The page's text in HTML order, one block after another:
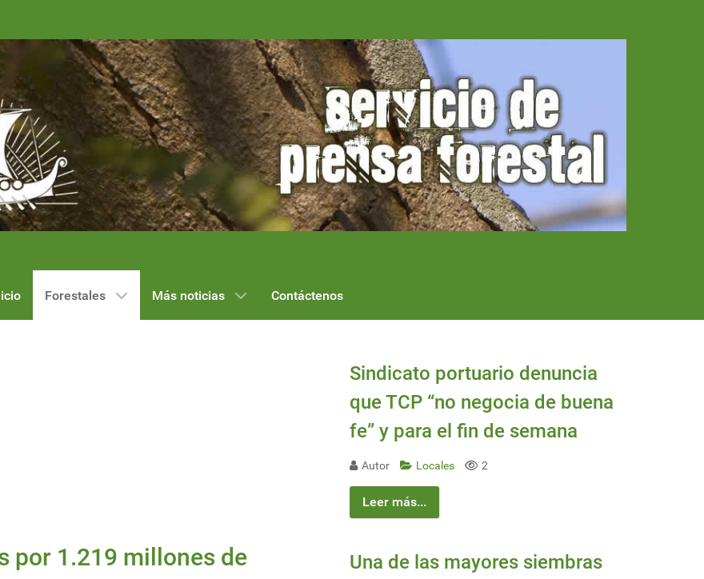
Forestales Más noticias Contáctenos
por 1.219 millones de
Sindicato portuario denuncia
que TCP “no negocia de buena
fe” y para el fin de semana
Autor Locales 2
Leer más...
Una de las mayores siembras